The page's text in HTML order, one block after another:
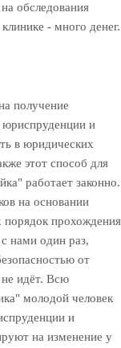
обследования
- много денег.
получение
юриспруденции и
в юридических
этот способ для
работает законно.
на основании
порядок прохождения
нами один раз,
от
идёт. Всю
молодой человек
и
на изменение у